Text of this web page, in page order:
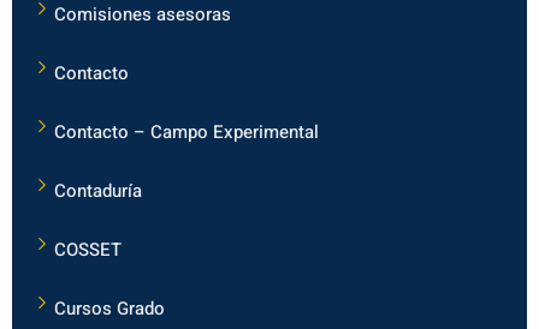
Comisiones asesoras
Contacto
Contacto – Campo Experimental
Contaduría
COSSET
Cursos Grado